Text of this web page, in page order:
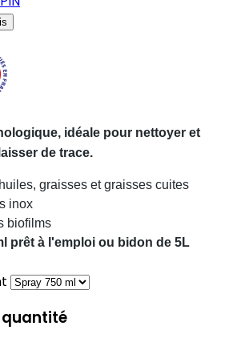
idéale pour nettoyer et
de trace.
graisses et graisses cuites
inox
biofilms
prêt à l'emploi ou bidon de 5L
quantité